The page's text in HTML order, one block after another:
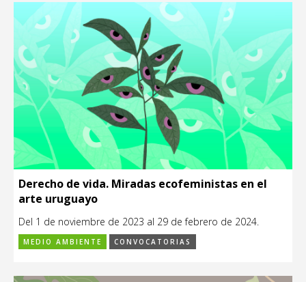
Derecho de vida. Miradas ecofeministas en el
arte uruguayo
Del 1 de noviembre de 2023 al 29 de febrero de 2024.
MEDIO AMBIENTE CONVOCATORIAS